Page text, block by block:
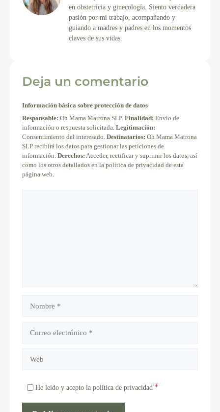
en obstetricia y ginecología. Siento verdadera
pasión por mi trabajo, acompañando y
guiando a madres y padres en los momentos
claves de sus vidas.
Deja un comentario
Información básica sobre protección de datos
Responsable: Oh Mama Matrona SLP. Finalidad: Envío de
información o respuesta solicitada. Legitimación:
Consentimiento del interesado. Destinatarios: Oh Mama Matrona
SLP recibirá los datos para gestionar las peticiones de
información. Derechos: Acceder, rectificar y suprimir los datos, así
como los otros detallados en la política de privacidad de esta
página web.
He leído y acepto la política de privacidad *